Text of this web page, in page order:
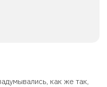
как же так,